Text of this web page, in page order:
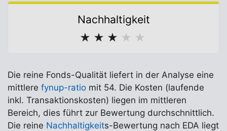
Nachhaltigkeit
★ ★ ★ ★ ★
Die reine Fonds-Qualität liefert in der Analyse eine
mittlere fynup-ratio mit 54. Die Kosten (laufende
inkl. Transaktionskosten) liegen im mittleren
Bereich, dies führt zur Bewertung durchschnittlich.
Die reine Nachhaltigkeits-Bewertung nach EDA liegt